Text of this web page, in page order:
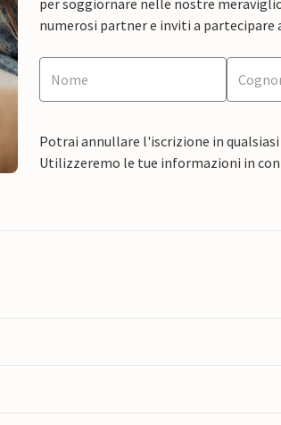
numerosi partner e inviti a partecipare
Potrai annullare l'iscrizione in
Utilizzeremo le tue informazioni in